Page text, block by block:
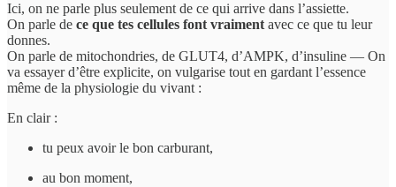
Ici, on ne parle plus seulement de ce qui arrive dans l’assiette.
On parle de ce que tes cellules font vraiment avec ce que tu leur
donnes.
On parle de mitochondries, de GLUT4, d’AMPK, d’insuline — On
va essayer d’être explicite, on vulgarise tout en gardant l’essence
même de la physiologie du vivant :
En clair :
tu peux avoir le bon carburant,
au bon moment,